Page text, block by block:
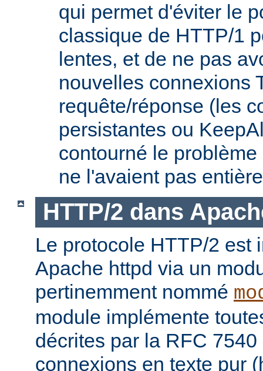
qui permet d'éviter le
classique de HTTP/1
lentes, et de ne pas
nouvelles connexions
requête/réponse (les
persistantes ou
contourné le
ne l'avaient pas
HTTP/2 dans
Le protocole HTTP/2 est
Apache httpd via un
pertinemment nommé
module implémente
décrites par la RFC
connexions en texte pur